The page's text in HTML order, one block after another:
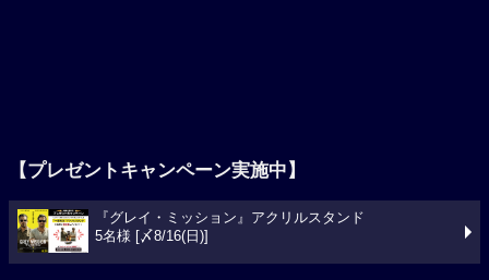
【プレゼントキャンペーン実施中】
『グレイ・ミッション』アクリルスタンド
5名様 [〆8/16(日)]